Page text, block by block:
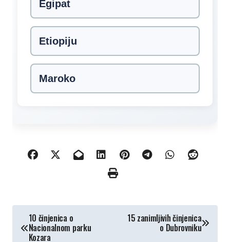
Egipat
Etiopiju
Maroko
КРЕТАЊЕ
10 činjenica o
Nacionalnom parku
Kozara
15 zanimljivih činjenica
o Dubrovniku